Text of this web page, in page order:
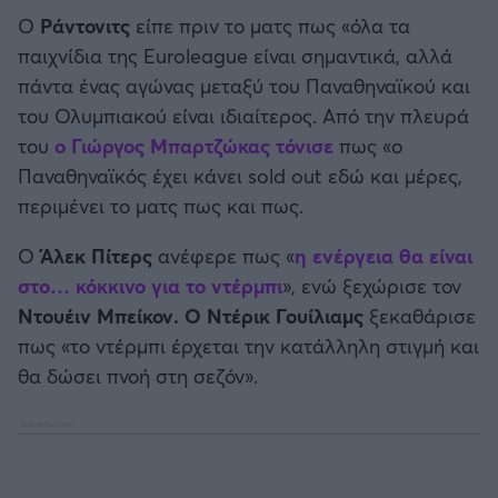
Ο Ράντονιτς είπε πριν το ματς πως «όλα τα
παιχνίδια της Euroleague είναι σημαντικά, αλλά
πάντα ένας αγώνας μεταξύ του Παναθηναϊκού και
του Ολυμπιακού είναι ιδιαίτερος. Aπό την πλευρά
του ο Γιώργος Μπαρτζώκας τόνισε πως «ο
Παναθηναϊκός έχει κάνει sold out εδώ και μέρες,
περιμένει το ματς πως και πως.
ΟΆλεκ Πίτερς ανέφερε πως «η ενέργεια θα είναι
στο… κόκκινο για το ντέρμπι», ενώ ξεχώρισε τον
Ντουέιν Μπείκον. Ο Ντέρικ Γουίλιαμς ξεκαθάρισε
πως «το ντέρμπι έρχεται την κατάλληλη στιγμή και
θα δώσει πνοή στη σεζόν».